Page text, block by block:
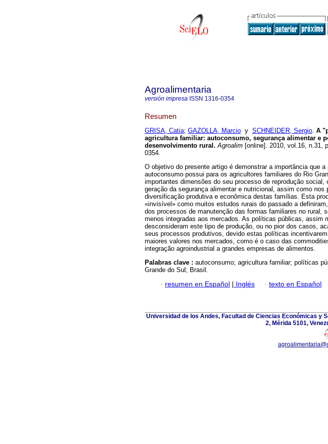
Agroalimentaria
versión impresa ISSN 1316-0354
Resumen
GRISA, Catia; GAZOLLA, Marcio y SCHNEIDER, Sergio. A
agricultura familiar: autoconsumo, segurança alimentar e
desenvolvimento rural . Agroalim [online]. 2010, vol.16, n.31,
0354.
O objetivo do presente artigo é demonstrar a importância que a
autoconsumo possui para os agricultores familiares do Rio
importantes dimensões do seu processo de reprodução social,
geração da segurança alimentar e nutricional, assim como nos
diversificação produtiva e econômica destas famílias. Esta
«invisível» como muitos estudos rurais do passado a
dos processos de manutenção das formas familiares no rural,
menos integradas aos mercados. As políticas públicas, assim
desconsideram este tipo de produção, ou no pior dos casos,
seus processos produtivos, devido estas políticas
maiores valores nos mercados, como é o caso das
integração agroindustrial a grandes empresas de alimentos.
Palabras clave : autoconsumo; agricultura familiar; políticas
Grande do Sul; Brasil.
· resumen en Español | Inglés · texto en Español
Universidad de los Andes, Facultad de Ciencias Económicas y
2, Mérida 5101,